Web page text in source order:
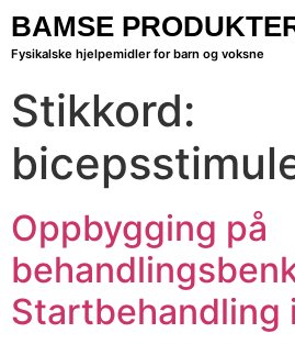
BAMSE
Fysikalske hjelpemidler for barn og voksne
Stikkord:
Oppbygging på
Startbehandling